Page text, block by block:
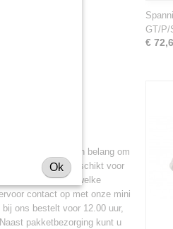
minitrekker is van belang om
P/SP is geschikt voor
u ook adviseren welke
contact op met onze mini
ons bestelt voor 12.00 uur,
pakketbezorging kunt u
GT/P/
€
Ok